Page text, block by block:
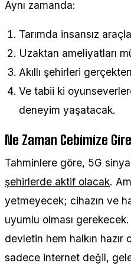
Aynı zamanda:
Tarımda insansız
Uzaktan ameliyatları
Akıllı şehirleri
Ve tabii ki
deneyim yaşatacak.
Ne Zaman Cebimize
Tahminlere göre, 5G
şehirlerde aktif olacak.
yetmeyecek; cihazın ve
uyumlu olması
devletin hem halkın hazır
sadece internet değil,